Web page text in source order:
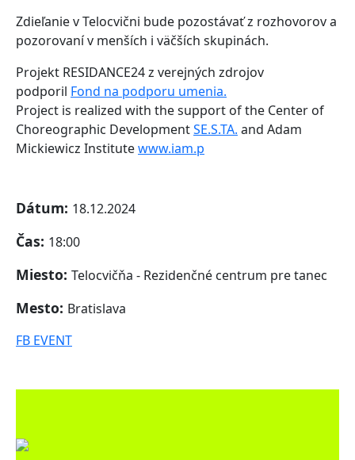
Zdieľanie v Telocvični bude pozostávať z rozhovorov a
pozorovaní v menších i väčších skupinách.
Projekt RESIDANCE24 z verejných zdrojov
podporil Fond na podporu umenia.
Project is realized with the support of the Center of
Choreographic DevelopmentSE.S.TA. and Adam
Mickiewicz Institutewww.iam.p
Dátum: 18.12.2024
Čas: 18:00
Miesto: Telocvičňa - Rezidenčné centrum pre tanec
Mesto: Bratislava
FB EVENT